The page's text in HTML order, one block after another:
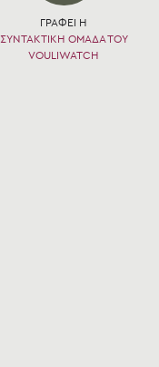
ΓΡΑΦΕΙ Η
ΣΥΝΤΑΚΤΙΚΗ ΟΜΑΔΑ ΤΟΥ
VOULIWATCH